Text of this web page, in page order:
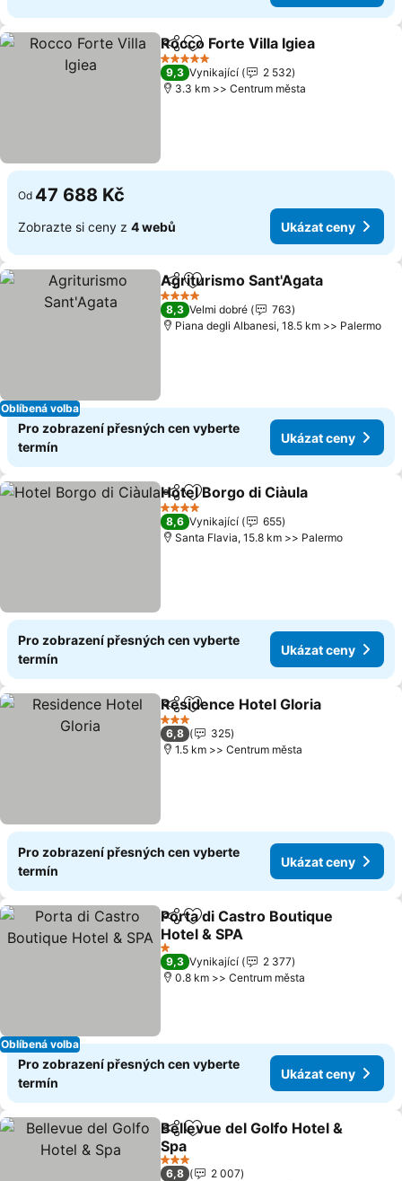
SdíletPřidat na seznam oblíbených
Rocco Forte Villa Igiea
5 Počet hvězdiček
9,3 Vynikající
2 532
3.3 km >> Centrum města
Od 47 688 Kč
Zobrazte si ceny z 4 webů Ukázat ceny
Oblíbená volba
SdíletPřidat na seznam oblíbených
Agriturismo Sant'Agata
4 Počet hvězdiček
8,3 Velmi dobré
763
Piana degli Albanesi, 18.5 km >> Palermo
Pro zobrazení přesných cen vyberte
termín
Ukázat ceny
SdíletPřidat na seznam oblíbených
Hotel Borgo di Ciàula
4 Počet hvězdiček
8,6 Vynikající
655
Santa Flavia, 15.8 km >> Palermo
Pro zobrazení přesných cen vyberte
termín
Ukázat ceny
SdíletPřidat na seznam oblíbených
Residence Hotel Gloria
3 Počet hvězdiček
6,8
325
1.5 km >> Centrum města
Pro zobrazení přesných cen vyberte
termín
Ukázat ceny
Oblíbená volba
SdíletPřidat na seznam oblíbených
Porta di Castro Boutique
Hotel & SPA
Ukázat ceny
1 Počet hvězdiček
9,3 Vynikající
2 377
0.8 km >> Centrum města
Pro zobrazení přesných cen vyberte
termín
Ukázat ceny
SdíletPřidat na seznam oblíbených
Bellevue del Golfo Hotel &
Spa
Ukázat ceny
3 Počet hvězdiček
6,8
2 007